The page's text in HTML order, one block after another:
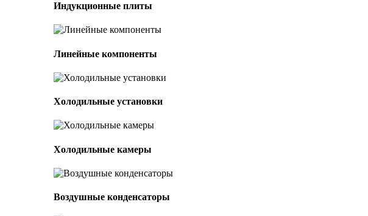
Индукционные плиты
Линейные компоненты
Холодильные установки
Холодильные камеры
Воздушные конденсаторы